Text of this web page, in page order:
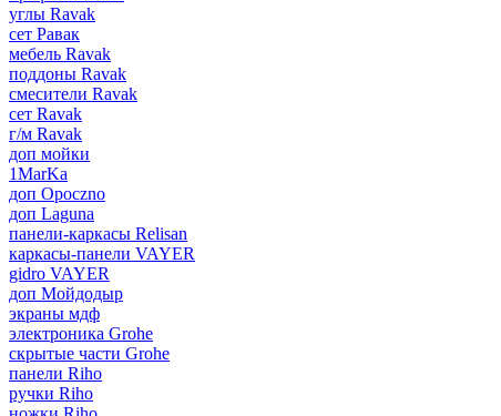
углы Ravak
сет Равак
мебель Ravak
поддоны Ravak
смесители Ravak
сет Ravak
г/м Ravak
доп мойки
1MarKa
доп Opoczno
доп Laguna
панели-каркасы Relisan
каркасы-панели VAYER
gidro VAYER
доп Мойдодыр
экраны мдф
электроника Grohe
скрытые части Grohe
панели Riho
ручки Riho